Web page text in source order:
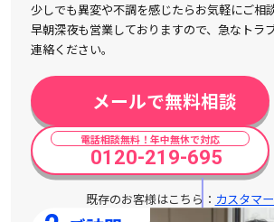
少しでも異変や不調を感じたらお気軽にご相
早朝深夜も営業しておりますので、急なトラ
連絡ください。
メールで無料相談
電話相談無料！年中無休で対応
0120-219-695
既存のお客様はこちら： カスタマ